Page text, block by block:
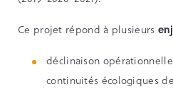
Ce projet répond à plusieurs
déclinaison
continuités écologiques